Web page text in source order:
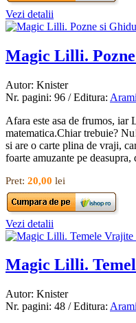
Vezi detalii
Magic Lilli.
Autor: Knister
Nr. pagini: 96 / Editura:
Afara este asa de frumos, iar
matematica.Chiar trebuie?
si are o carte plina de vraji,
foarte amuzante pe deasupra,
Pret: 20,00 lei
Vezi detalii
Magic Lilli.
Autor: Knister
Nr. pagini: 48 / Editura: